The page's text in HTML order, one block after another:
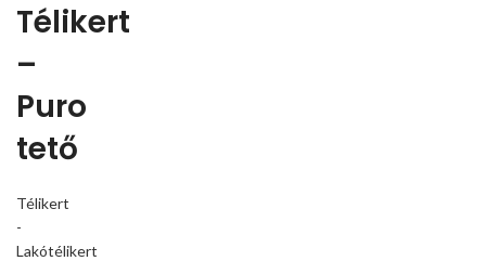
Télikert
–
Puro
tető
Télikert
-
Lakótélikert